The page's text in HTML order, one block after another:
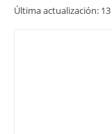
Última actualización: